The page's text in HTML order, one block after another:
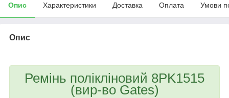
Опис Характеристики Доставка Оплата Умови
Опис
Ремінь полікліновий 8PK1515
(вир-во Gates)